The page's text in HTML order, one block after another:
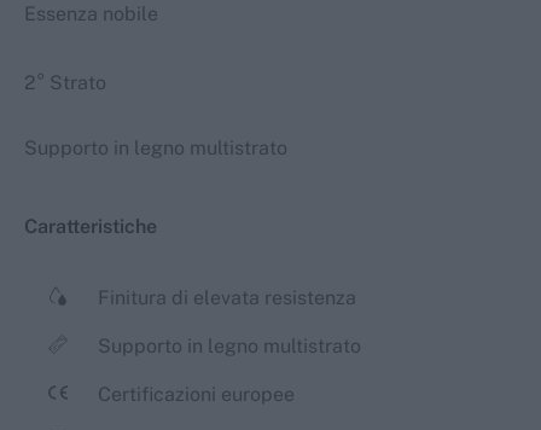
Essenza nobile
2° Strato
Supporto in legno multistrato
Caratteristiche
Finitura di elevata resistenza
Supporto in legno multistrato
Certificazioni europee